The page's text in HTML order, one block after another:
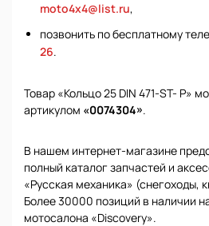
moto4x4@list.ru,
позвонить по бесплатному
26.
Товар «Кольцо 25 DIN 471-ST- P»
артикулом «0074304».
В нашем интернет-магазине
полный каталог запчастей и
«Русская механика» (снегоходы,
Более 30000 позиций в наличии
мотосалона «Discovery».